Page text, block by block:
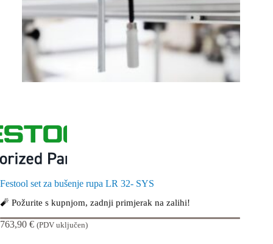
Festool set za bušenje rupa LR 32- SYS
🧨 Požurite s kupnjom, zadnji primjerak na zalihi!
763,90 € (PDV uključen)